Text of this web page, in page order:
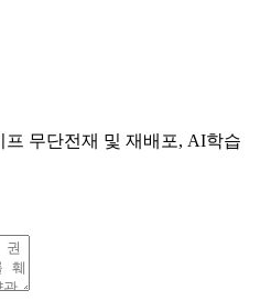
무단전재 및 재배포, AI학습